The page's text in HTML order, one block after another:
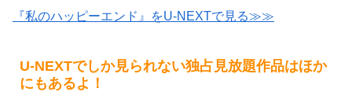
『私のハッピーエンド』をU-NEXTで見る≫≫
U-NEXTでしか見られない独占見放題作品はほか
にもあるよ！